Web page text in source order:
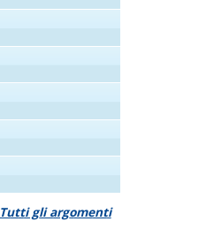
Tutti gli argomenti